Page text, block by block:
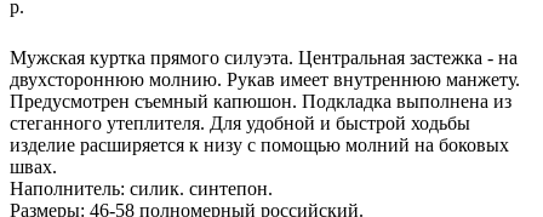
р.
Мужская куртка прямого силуэта. Центральная застежка - на
двухстороннюю молнию. Рукав имеет внутреннюю манжету.
Предусмотрен съемный капюшон. Подкладка выполнена из
стеганного утеплителя. Для удобной и быстрой ходьбы
изделие расширяется к низу с помощью молний на боковых
швах.
Наполнитель: силик. синтепон.
Размеры: 46-58 полномерный российский.